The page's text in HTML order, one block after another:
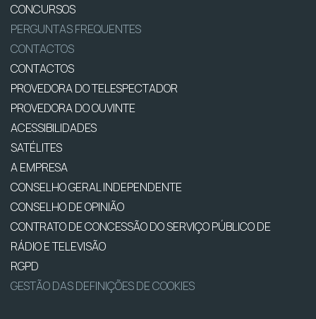
CONCURSOS
PERGUNTAS FREQUENTES
CONTACTOS
CONTACTOS
PROVEDORA DO TELESPECTADOR
PROVEDORA DO OUVINTE
ACESSIBILIDADES
SATÉLITES
A EMPRESA
CONSELHO GERAL INDEPENDENTE
CONSELHO DE OPINIÃO
CONTRATO DE CONCESSÃO DO SERVIÇO PÚBLICO DE
RÁDIO E TELEVISÃO
RGPD
GESTÃO DAS DEFINIÇÕES DE COOKIES